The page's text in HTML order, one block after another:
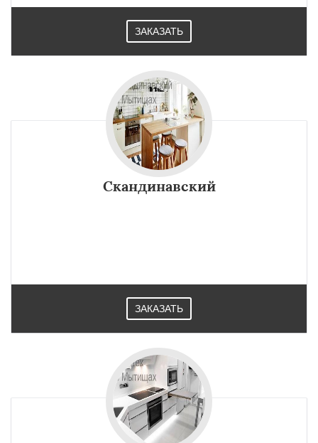
ЗАКАЗАТЬ
Скандинавский
ЗАКАЗАТЬ